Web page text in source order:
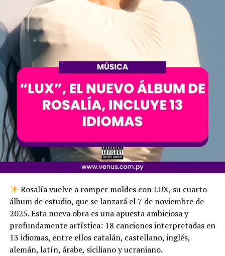
Rosalía vuelve a romper moldes con LUX, su cuarto
álbum de estudio, que se lanzará el 7 de noviembre de
2025. Esta nueva obra es una apuesta ambiciosa y
profundamente artística: 18 canciones interpretadas en
13 idiomas, entre ellos catalán, castellano, inglés,
alemán, latín, árabe, siciliano y ucraniano.